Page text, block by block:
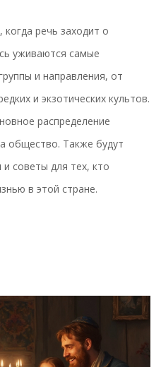
речь заходит о
уживаются самые
и направления, от
и экзотических культов.
распределение
общество. Также будут
советы для тех, кто
в этой стране.